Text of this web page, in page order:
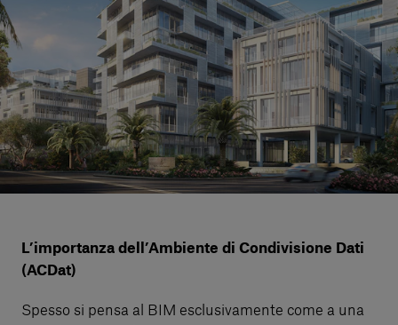
Vieni a trovarci
Servizi al cliente
Accedi
Italiano
L’importanza dell’Ambiente di Condivisione Dati
(ACDat)
Spesso si pensa al BIM esclusivamente come a una